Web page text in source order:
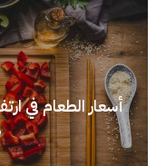
أسعار الطعام في